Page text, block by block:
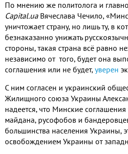
По мнению же политолога и
Capital.uaВячеслава Чечило,
уничтожает страну, но лишь ту, в
безнаказанно унижать
стороны, такая страна всё равно
независимо от того, будет она
соглашения или не будет, уверен
С ним согласен и украинский
Жилищного союза Украины
надеется, что Минские соглашения
майдана, русофобов и
большинства населения Украины,
освобождением Украины от